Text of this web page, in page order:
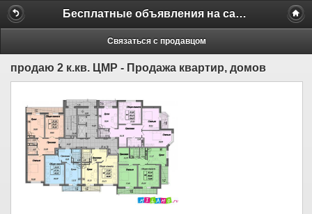
Бесплатные объявления на сайте MILAMO.ru
Связаться с продавцом
продаю 2 к.кв. ЦМР - Продажа квартир, домов